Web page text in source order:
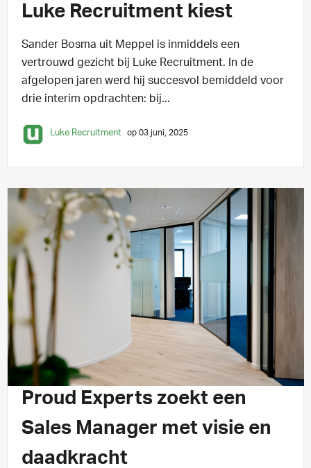
Luke Recruitment kiest
Sander Bosma uit Meppel is inmiddels een
vertrouwd gezicht bij Luke Recruitment. In de
afgelopen jaren werd hij succesvol bemiddeld voor
drie interim opdrachten: bij...
Luke Recruitment op 03 juni, 2025
KLANTCASE 3 min leestijd
Proud Experts zoekt een
Sales Manager met visie en
daadkracht